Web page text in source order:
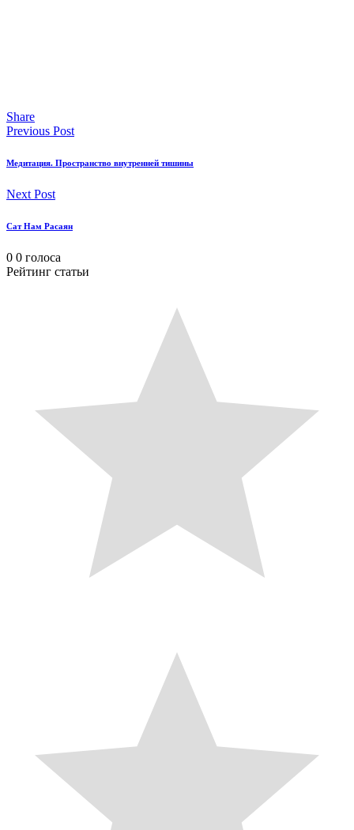
Share
Previous Post
Медитация. Пространство внутренней тишины
Next Post
Сат Нам Расаян
0 0 голоса
Рейтинг статьи